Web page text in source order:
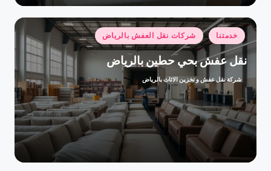
نُشر
في
خدمتنا شركات نقل العفش بالرياض
نقل عفش بحي حطين بالرياض
تمّ
النشر
بواسطة
شركة نقل عفش و تخزين الاثاث بالرياض